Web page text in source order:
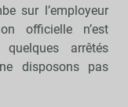
sur l’employeur
officielle n’est
arrêtés
disposons pas